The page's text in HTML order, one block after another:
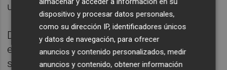
un papel decisivo de cara al futuro.
De los principales retos a los que se
enfrentan estos profesionales y de los
servicios que presta su Colegio, habla en
dispositivo y procesar datos personales,
como su dirección IP, identificadores únicos
y datos de navegación, para ofrecer
anuncios y contenido personalizados, medir
anuncios y contenido, obtener información